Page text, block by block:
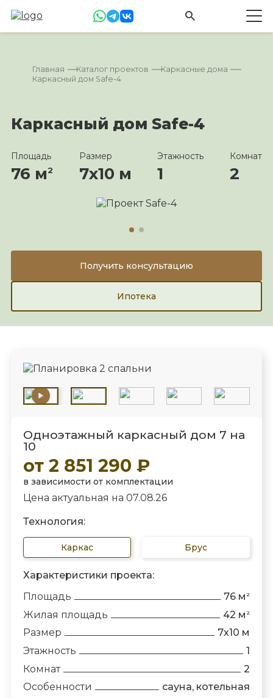
Главная Каталог проектов
Каркасные дома
Каркасный дом Safe-4
Каркасный дом Safe-4
Площадь
76 м2
Размер
7х10 м
Этажность
1
Комнат
2
Получить консультацию
Ипотека
Одноэтажный каркасный дом 7 на
10
от 2 851 290 ₽
в зависимости от комплектации
Цена актуальная на 07.08.26
Технология:
Каркас Брус
Характеристики проекта:
Площадь
76 м 2
Жилая площадь 42 м 2
Размер
7х10 м
Этажность
1
Комнат
2
Особенности
сауна, котельная